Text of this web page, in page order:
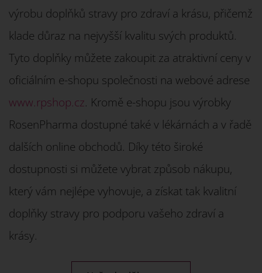
výrobu doplňků stravy pro zdraví a krásu, přičemž
klade důraz na nejvyšší kvalitu svých produktů.
Tyto doplňky můžete zakoupit za atraktivní ceny v
oficiálním e-shopu společnosti na webové adrese
www.rpshop.cz. Kromě e-shopu jsou výrobky
RosenPharma dostupné také v lékárnách a v řadě
dalších online obchodů. Díky této široké
dostupnosti si můžete vybrat způsob nákupu,
který vám nejlépe vyhovuje, a získat tak kvalitní
doplňky stravy pro podporu vašeho zdraví a
krásy.